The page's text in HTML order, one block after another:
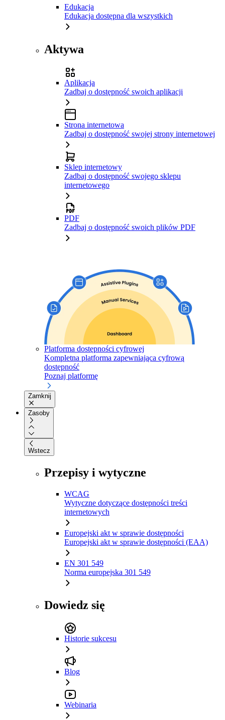
Edukacja
Edukacja dostępna dla wszystkich
Aktywa
Aplikacja
Zadbaj o dostępność swoich aplikacji
Strona internetowa
Zadbaj o dostępność swojej strony internetowej
Sklep internetowy
Zadbaj o dostępność swojego sklepu
internetowego
PDF
Zadbaj o dostępność swoich plików PDF
Platforma dostępności cyfrowej
Kompletna platforma zapewniająca cyfrową
dostępność
Poznaj platformę
Zamknij
Zasoby
Wstecz
Przepisy i wytyczne
WCAG
Wytyczne dotyczące dostępności treści
internetowych
Europejski akt w sprawie dostępności
Europejski akt w sprawie dostępności (EAA)
EN 301 549
Norma europejska 301 549
Dowiedz się
Historie sukcesu
Blog
Webinaria